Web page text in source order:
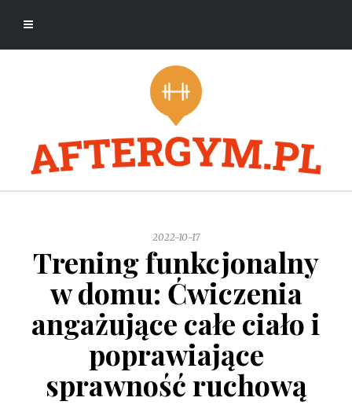
2022-10-17
Trening funkcjonalny
w domu: Ćwiczenia
angażujące całe ciało i
poprawiające
sprawność ruchową